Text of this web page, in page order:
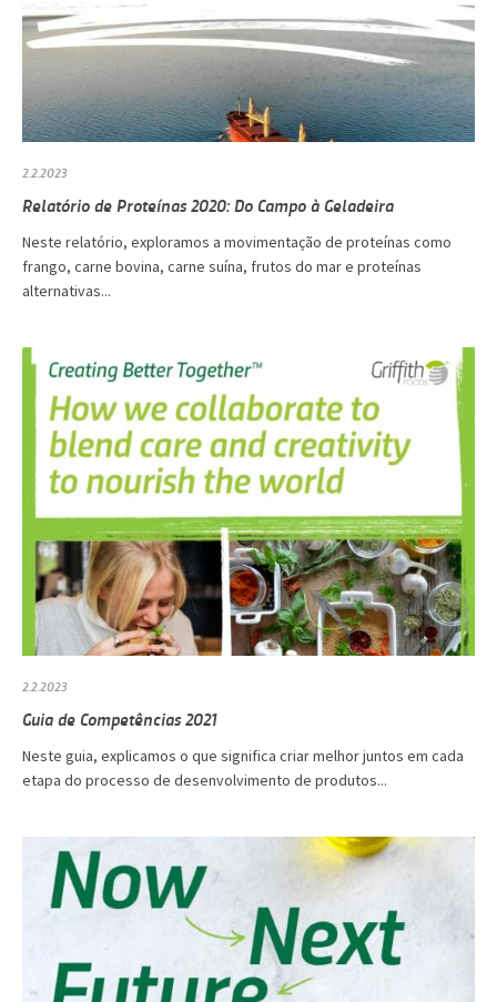
2.2.2023
Relatório de Proteínas 2020: Do Campo à Geladeira
Neste relatório, exploramos a movimentação de proteínas como
frango, carne bovina, carne suína, frutos do mar e proteínas
alternativas...
2.2.2023
Guia de Competências 2021
Neste guia, explicamos o que significa criar melhor juntos em cada
etapa do processo de desenvolvimento de produtos...